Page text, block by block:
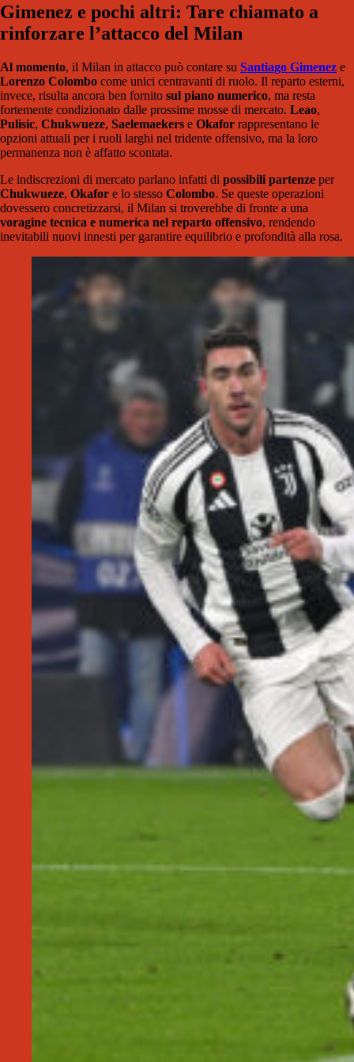
Gimenez e pochi altri: Tare chiamato a
rinforzare l’attacco del Milan
Al momento, il Milan in attacco può contare su Santiago Gimenez e
Lorenzo Colombo come unici centravanti di ruolo. Il reparto esterni,
invece, risulta ancora ben fornito sul piano numerico, ma resta
fortemente condizionato dalle prossime mosse di mercato. Leao,
Pulisic, Chukwueze, Saelemaekers e Okafor rappresentano le
opzioni attuali per i ruoli larghi nel tridente offensivo, ma la loro
permanenza non è affatto scontata.
Le indiscrezioni di mercato parlano infatti di possibili partenze per
Chukwueze, Okafor e lo stesso Colombo. Se queste operazioni
dovessero concretizzarsi, il Milan si troverebbe di fronte a una
voragine tecnica e numerica nel reparto offensivo, rendendo
inevitabili nuovi innesti per garantire equilibrio e profondità alla rosa.